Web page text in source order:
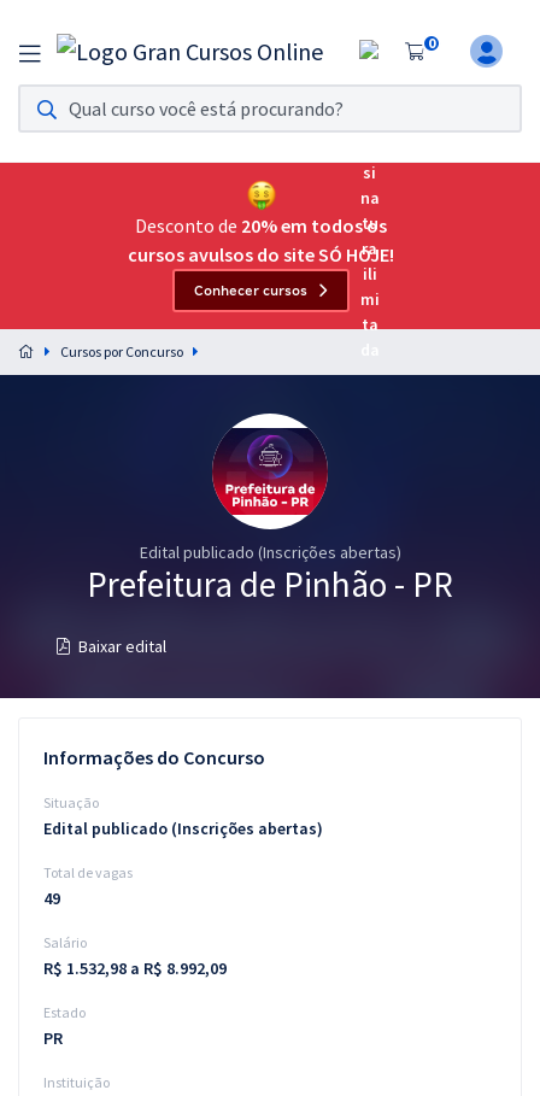
0
Assinatura Ilimitada 11
Acesso a todos os cursos. Teste grátis por 7 dias!
Assinatura OAB Até Passar
Acesso ilimitado a toda preparação para o Exame da
Preparação completa e intensiva para as principais
residências em saúde do Brasil
Conteúdo gratuito
Aprovados
Desconto de 20% em todos os
cursos avulsos do site SÓ HOJE!
Conhecer cursos
Cursos por Concurso
Edital publicado (Inscrições abertas)
Prefeitura de Pinhão - PR
Baixar edital
Informações do Concurso
Situação
Edital publicado (Inscrições abertas)
Total de vagas
49
Salário
R$ 1.532,98 a R$ 8.992,09
Estado
PR
Instituição